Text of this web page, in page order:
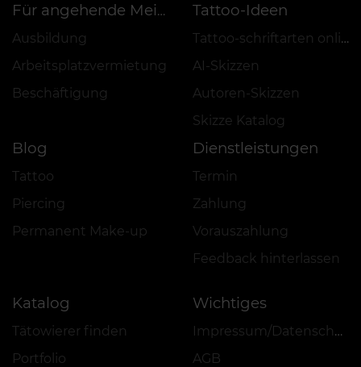
Für angehende Meister
Ausbildung
Arbeitsplatzvermietung
Beschäftigung
Tattoo-Ideen
Tattoo-schriftarten online
AI-Skizzen
Autoren-Skizzen
Skizze Katalog
Blog
Tattoo
Piercing
Permanent Make-up
Dienstleistungen
Termin
Zahlung
Vorauszahlung
Feedback hinterlassen
Katalog
Tätowierer finden
Portfolio
Wichtiges
Impressum/Datenschutz
AGB